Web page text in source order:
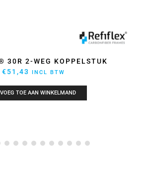
30R 2-WEG KOPPELSTUK
€51,43 INCL BTW
VOEG TOE AAN WINKELMAND